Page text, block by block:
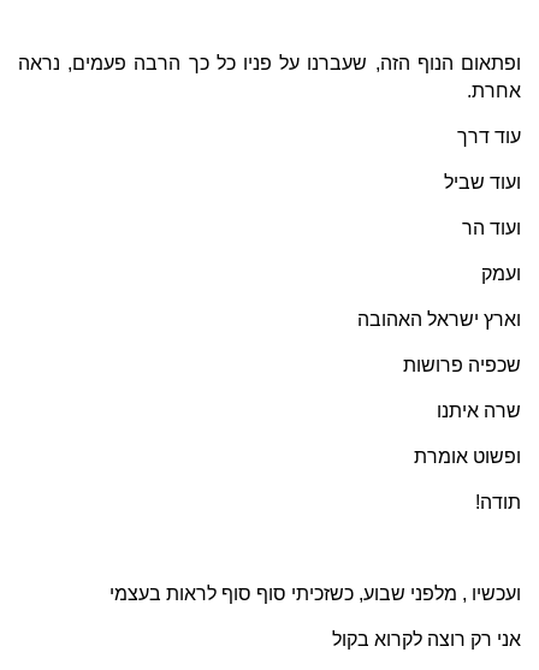
ופתאום הנוף הזה, שעברנו על פניו כל כך הרבה פעמים, נראה
אחרת.
עוד דרך
ועוד שביל
ועוד הר
ועמק
וארץ ישראל האהובה
שכפיה פרושות
שרה איתנו
ופשוט אומרת
תודה!
ועכשיו , מלפני שבוע, כשזכיתי סוף סוף לראות בעצמי
אני רק רוצה לקרוא בקול